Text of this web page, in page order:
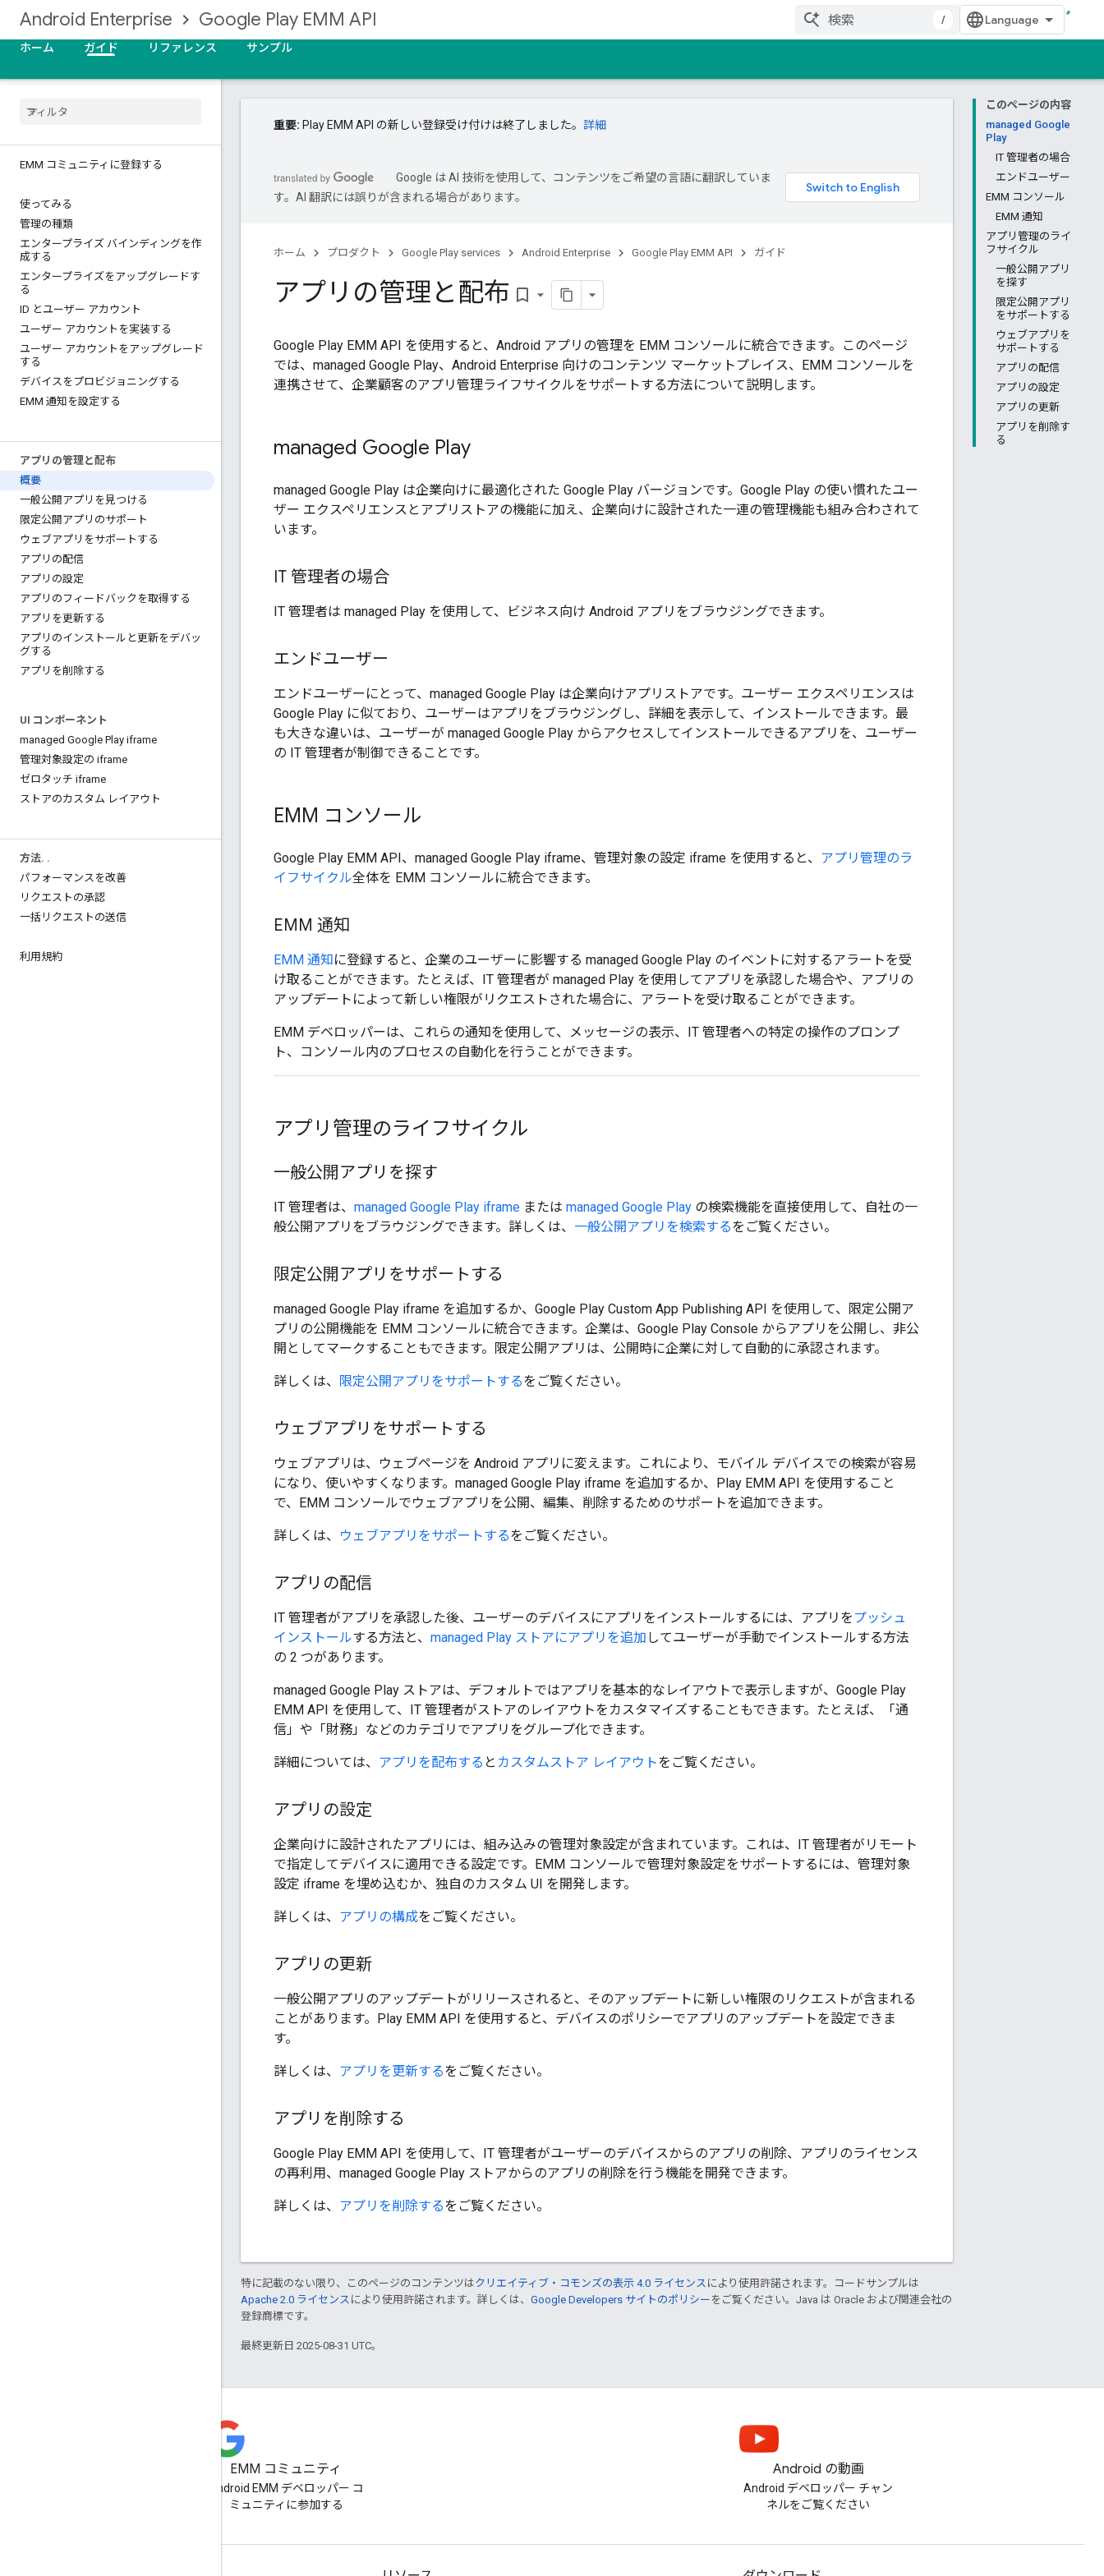
Android Enterprise Google Play EMM API
/
ホーム
ガイド リファレンス サンプル
EMM コミュニティに登録する
使ってみる
管理の種類
エンタープライズ バインディングを作
成する
エンタープライズをアップグレードす
る
ID とユーザー アカウント
ユーザー アカウントを実装する
ユーザー アカウントをアップグレード
する
デバイスをプロビジョニングする
EMM 通知を設定する
アプリの管理と配布
概要
一般公開アプリを見つける
限定公開アプリのサポート
ウェブアプリをサポートする
アプリの配信
アプリの設定
アプリのフィードバックを取得する
アプリを更新する
アプリのインストールと更新をデバッ
グする
アプリを削除する
UI コンポーネント
managed Google Play iframe
管理対象設定の iframe
ゼロタッチ iframe
ストアのカスタム レイアウト
方法. .
パフォーマンスを改善
リクエストの承認
一括リクエストの送信
利用規約
このページの内容
managed Google
Play
IT 管理者の場合
エンドユーザー
EMM コンソール
EMM 通知
アプリ管理のライ
フサイクル
一般公開アプリ
を探す
限定公開アプリ
をサポートする
ウェブアプリを
サポートする
アプリの配信
アプリの設定
アプリの更新
アプリを削除す
る
重要: Play EMM API の新しい登録受け付けは終了しました。 詳細
Google は AI 技術を使用して、コンテンツをご希望の言語に翻訳していま
す。AI 翻訳には誤りが含まれる場合があります。
ホーム プロダクト Google Play services Android Enterprise Google Play EMM API ガイド
アプリの管理と配布 bookmark_border
Google Play EMM API を使用すると、Android アプリの管理を EMM コンソールに統合できます。このページ
では、managed Google Play、Android Enterprise 向けのコンテンツ マーケットプレイス、EMM コンソールを
連携させて、企業顧客のアプリ管理ライフサイクルをサポートする方法について説明します。
managed Google Play
managed Google Play は企業向けに最適化された Google Play バージョンです。Google Play の使い慣れたユー
ザー エクスペリエンスとアプリストアの機能に加え、企業向けに設計された一連の管理機能も組み合わされて
います。
IT 管理者の場合
IT 管理者は managed Play を使用して、ビジネス向け Android アプリをブラウジングできます。
エンドユーザー
エンドユーザーにとって、managed Google Play は企業向けアプリストアです。ユーザー エクスペリエンスは
Google Play に似ており、ユーザーはアプリをブラウジングし、詳細を表示して、インストールできます。最
も大きな違いは、ユーザーが managed Google Play からアクセスしてインストールできるアプリを、ユーザー
の IT 管理者が制御できることです。
EMM コンソール
Google Play EMM API、managed Google Play iframe、管理対象の設定 iframe を使用すると、 アプリ管理のラ
イフサイクル全体を EMM コンソールに統合できます。
EMM 通知
EMM 通知に登録すると、企業のユーザーに影響する managed Google Play のイベントに対するアラートを受
け取ることができます。たとえば、IT 管理者が managed Play を使用してアプリを承認した場合や、アプリの
アップデートによって新しい権限がリクエストされた場合に、アラートを受け取ることができます。
EMM デベロッパーは、これらの通知を使用して、メッセージの表示、IT 管理者への特定の操作のプロンプ
ト、コンソール内のプロセスの自動化を行うことができます。
アプリ管理のライフサイクル
一般公開アプリを探す
IT 管理者は、 managed Google Play iframe または managed Google Play の検索機能を直接使用して、自社の一
般公開アプリをブラウジングできます。詳しくは、 一般公開アプリを検索するをご覧ください。
限定公開アプリをサポートする
managed Google Play iframe を追加するか、Google Play Custom App Publishing API を使用して、限定公開ア
プリの公開機能を EMM コンソールに統合できます。企業は、Google Play Console からアプリを公開し、非公
開としてマークすることもできます。限定公開アプリは、公開時に企業に対して自動的に承認されます。
詳しくは、 限定公開アプリをサポートするをご覧ください。
ウェブアプリをサポートする
ウェブアプリは、ウェブページを Android アプリに変えます。これにより、モバイル デバイスでの検索が容易
になり、使いやすくなります。managed Google Play iframe を追加するか、Play EMM API を使用すること
で、EMM コンソールでウェブアプリを公開、編集、削除するためのサポートを追加できます。
詳しくは、 ウェブアプリをサポートするをご覧ください。
アプリの配信
IT 管理者がアプリを承認した後、ユーザーのデバイスにアプリをインストールするには、アプリを プッシュ
インストールする方法と、 managed Play ストアにアプリを追加 してユーザーが手動でインストールする方法
の 2 つがあります。
managed Google Play ストアは、デフォルトではアプリを基本的なレイアウトで表示しますが、Google Play
EMM API を使用して、IT 管理者がストアのレイアウトをカスタマイズすることもできます。たとえば、「通
信」や「財務」などのカテゴリでアプリをグループ化できます。
詳細については、 アプリを配布する と カスタムストア レイアウトをご覧ください。
アプリの設定
企業向けに設計されたアプリには、組み込みの管理対象設定が含まれています。これは、IT 管理者がリモート
で指定してデバイスに適用できる設定です。EMM コンソールで管理対象設定をサポートするには、管理対象
設定 iframe を埋め込むか、独自のカスタム UI を開発します。
詳しくは、 アプリの構成をご覧ください。
アプリの更新
一般公開アプリのアップデートがリリースされると、そのアップデートに新しい権限のリクエストが含まれる
ことがあります。Play EMM API を使用すると、デバイスのポリシーでアプリのアップデートを設定できま
す。
詳しくは、 アプリを更新するをご覧ください。
アプリを削除する
Google Play EMM API を使用して、IT 管理者がユーザーのデバイスからのアプリの削除、アプリのライセンス
の再利用、managed Google Play ストアからのアプリの削除を行う機能を開発できます。
詳しくは、 アプリを削除するをご覧ください。
特に記載のない限り、このページのコンテンツはクリエイティブ・コモンズの表示 4.0 ライセンス により使用許諾されます。コードサンプルは
Apache 2.0 ライセンス により使用許諾されます。詳しくは、 Google Developers サイトのポリシー をご覧ください。Java は Oracle および関連会社の
登録商標です。
最終更新日 2025-08-31 UTC。
EMM コミュニティ
Android EMM デベロッパー コ
ミュニティに参加する
Android の動画
Android デベロッパー チャン
ネルをご覧ください